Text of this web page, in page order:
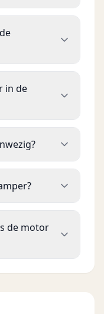
in de
de motor